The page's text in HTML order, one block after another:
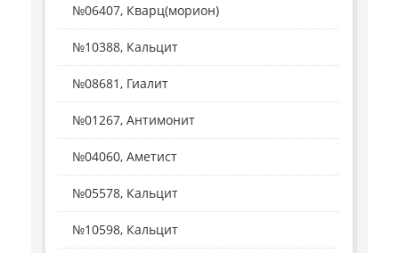
№06407, Кварц(морион)
№10388, Кальцит
№08681, Гиалит
№01267, Антимонит
№04060, Аметист
№05578, Кальцит
№10598, Кальцит